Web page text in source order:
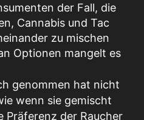
der Fall, die
Cannabis und Tac
zu mischen
Optionen mangelt es
genommen hat nicht
wenn sie gemischt
Präferenz der Raucher